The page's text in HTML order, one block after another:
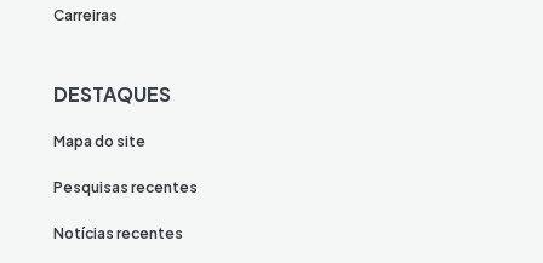
Carreiras
DESTAQUES
Mapa do site
Pesquisas recentes
Notícias recentes